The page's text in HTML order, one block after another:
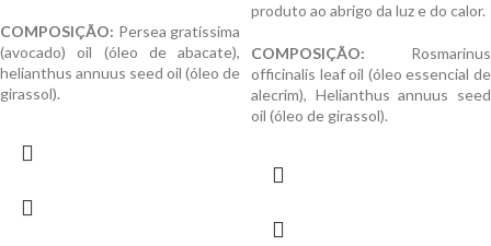
COMPOSIÇÃO: Persea gratíssima
(avocado) oil (óleo de abacate),
helianthus annuus seed oil (óleo de
girassol).
produto ao abrigo da luz e do calor.
COMPOSIÇÃO: Rosmarinus
officinalis leaf oil (óleo essencial de
alecrim), Helianthus annuus seed
oil (óleo de girassol).